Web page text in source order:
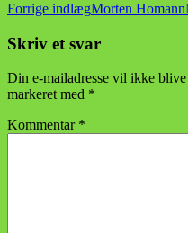
Indlægsnavigation
Forrige indlægMorten Homann
Skriv et svar
Din e-mailadresse vil ikke
markeret med *
Kommentar *